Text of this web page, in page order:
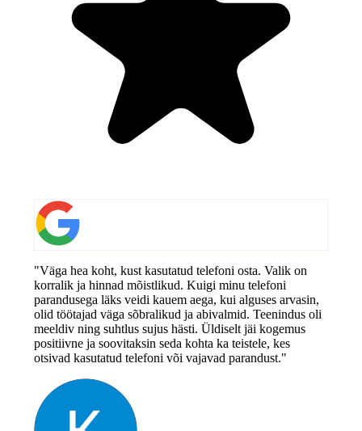
"Väga hea koht, kust kasutatud telefoni osta. Valik on
korralik ja hinnad mõistlikud. Kuigi minu telefoni
parandusega läks veidi kauem aega, kui alguses arvasin,
olid töötajad väga sõbralikud ja abivalmid. Teenindus oli
meeldiv ning suhtlus sujus hästi. Üldiselt jäi kogemus
positiivne ja soovitaksin seda kohta ka teistele, kes
otsivad kasutatud telefoni või vajavad parandust."